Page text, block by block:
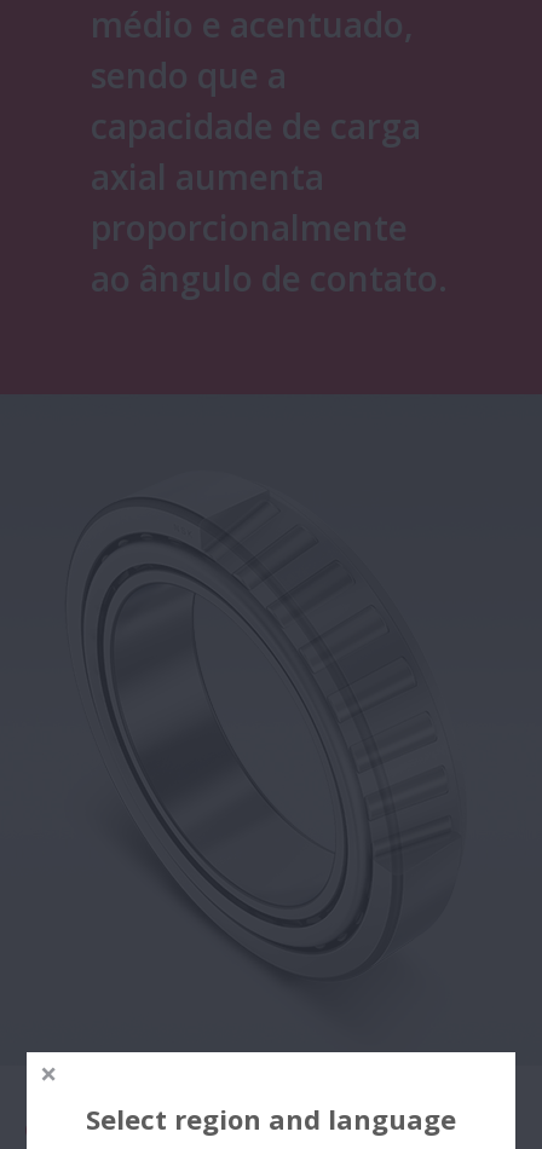
médio e acentuado,
sendo que a
capacidade de carga
axial aumenta
proporcionalmente
ao ângulo de contato.
Características de Projeto
Select region and language